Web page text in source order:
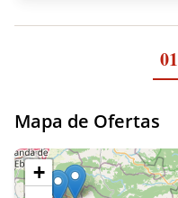
01
Mapa de Ofertas
+